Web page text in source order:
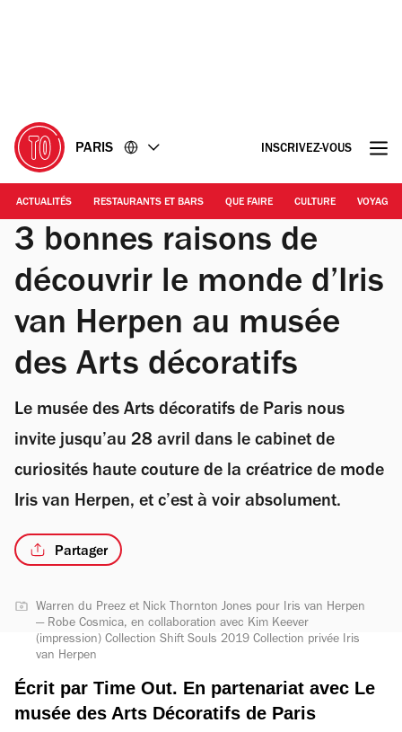
PARIS INSCRIVEZ-VOUS
ACTUALITÉS RESTAURANTS ET BARS QUE FAIRE CULTURE VOYAGE
3 bonnes raisons de
découvrir le monde d’Iris
van Herpen au musée
des Arts décoratifs
Le musée des Arts décoratifs de Paris nous
invite jusqu’au 28 avril dans le cabinet de
curiosités haute couture de la créatrice de mode
Iris van Herpen, et c’est à voir absolument.
Partager
Warren du Preez et Nick Thornton Jones pour Iris van Herpen
— Robe Cosmica, en collaboration avec Kim Keever
(impression) Collection Shift Souls 2019 Collection privée Iris
van Herpen
Écrit par Time Out. En partenariat avec Le
musée des Arts Décoratifs de Paris